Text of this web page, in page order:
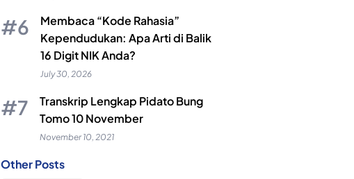
Membaca “Kode Rahasia”
Kependudukan: Apa Arti di Balik
16 Digit NIK Anda?
July 30, 2026
Transkrip Lengkap Pidato Bung
Tomo 10 November
November 10, 2021
Other Posts